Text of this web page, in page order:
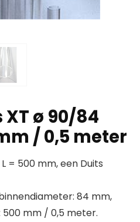
ø 90/84
/ 0,5 meter
= 500 mm, een Duits
84 mm,
500 mm / 0,5 meter.